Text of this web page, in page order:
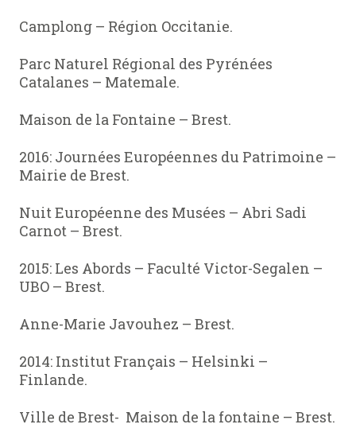
Camplong – Région Occitanie.
Parc Naturel Régional des Pyrénées
Catalanes – Matemale.
Maison de la Fontaine – Brest.
2016: Journées Européennes du Patrimoine –
Mairie de Brest.
Nuit Européenne des Musées – Abri Sadi
Carnot – Brest.
2015: Les Abords – Faculté Victor-Segalen –
UBO – Brest.
Anne-Marie Javouhez – Brest.
2014: Institut Français – Helsinki –
Finlande.
Ville de Brest- Maison de la fontaine – Brest.